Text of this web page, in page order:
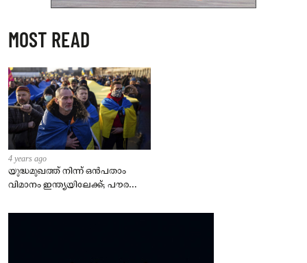
MOST READ
4 years ago
യുദ്ധമുഖത്ത് നിന്ന് ഒൻപതാം
വിമാനം ഇന്ത്യയിലേക്ക്; പൗരന്മാർ
– കേന്ദ്രം